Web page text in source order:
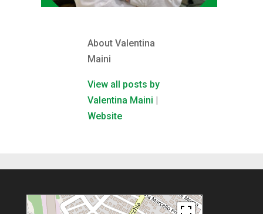
About Valentina
Maini
View all posts by
Valentina Maini
Website